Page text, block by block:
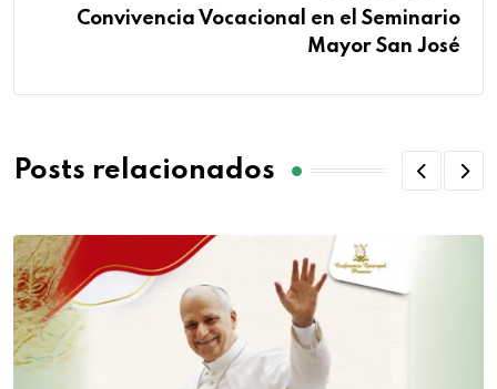
Convivencia Vocacional en el Seminario
Mayor San José
Posts relacionados